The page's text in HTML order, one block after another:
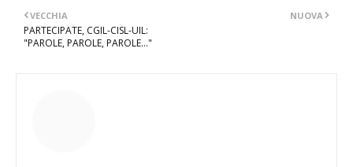
NUOVA
VECCHIA
PARTECIPATE, CGIL-CISL-UIL:
"PAROLE, PAROLE, PAROLE..."